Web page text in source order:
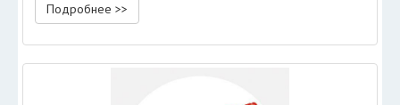
Подробнее >>